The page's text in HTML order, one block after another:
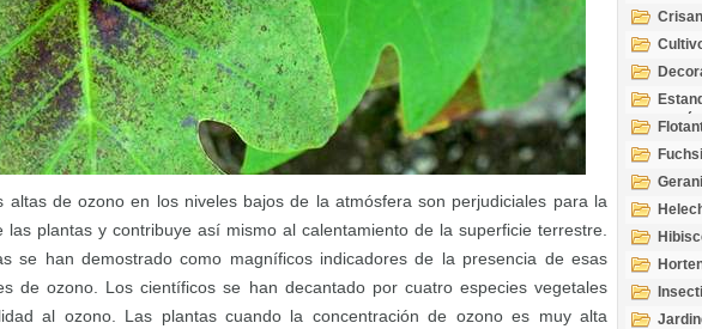
altas de ozono en los niveles bajos de la atmósfera son perjudiciales para la
las plantas y contribuye así mismo al calentamiento de la superficie terrestre.
se han demostrado como magníficos indicadores de la presencia de esas
de ozono. Los científicos se han decantado por cuatro especies vegetales
al ozono. Las plantas cuando la concentración de ozono es muy alta